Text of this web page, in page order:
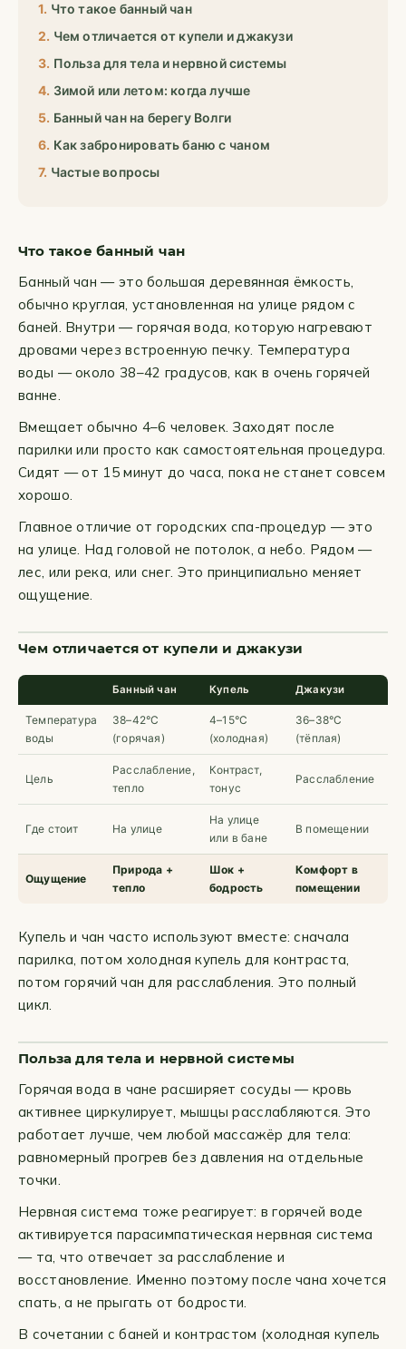
Что такое банный чан
Чем отличается от купели и джакузи
Польза для тела и нервной системы
Зимой или летом: когда лучше
Банный чан на берегу Волги
Как забронировать баню с чаном
Частые вопросы
Что такое банный чан
Банный чан — это большая деревянная ёмкость,
обычно круглая, установленная на улице рядом с
баней. Внутри — горячая вода, которую нагревают
дровами через встроенную печку. Температура
воды — около 38–42 градусов, как в очень горячей
ванне.
Вмещает обычно 4–6 человек. Заходят после
парилки или просто как самостоятельная процедура.
Сидят — от 15 минут до часа, пока не станет совсем
хорошо.
Главное отличие от городских спа-процедур — это
на улице. Над головой не потолок, а небо. Рядом —
лес, или река, или снег. Это принципиально меняет
ощущение.
Чем отличается от купели и джакузи
Банный чан Купель Джакузи
Температура
воды
38–42°C
(горячая)
4–15°C
(холодная)
36–38°C
(тёплая)
Цель
Расслабление,
тепло
Контраст,
тонус
Расслабление
Где стоит На улице
На улице
или в бане
В помещении
Ощущение
Природа +
тепло
Шок +
бодрость
Комфорт в
помещении
Купель и чан часто используют вместе: сначала
парилка, потом холодная купель для контраста,
потом горячий чан для расслабления. Это полный
цикл.
Польза для тела и нервной системы
Горячая вода в чане расширяет сосуды — кровь
активнее циркулирует, мышцы расслабляются. Это
работает лучше, чем любой массажёр для тела:
равномерный прогрев без давления на отдельные
точки.
Нервная система тоже реагирует: в горячей воде
активируется парасимпатическая нервная система
— та, что отвечает за расслабление и
восстановление. Именно поэтому после чана хочется
спать, а не прыгать от бодрости.
В сочетании с баней и контрастом (холодная купель